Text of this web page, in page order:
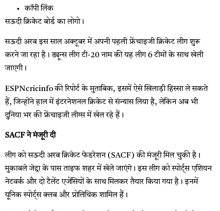
कॉपी लिंक
सऊदी क्रिकेट बोर्ड का लोगो।
सऊदी अरब इस साल अक्टूबर में अपनी पहली फ्रेंचाइजी क्रिकेट लीग शुरू
करने जा रहा है। ड्यून्स लीग टी-20 नाम की यह लीग 6 टीमों के साथ खेली
जाएगी।
ESPNcricinfo की रिपोर्ट के मुताबिक, इसमें ऐसे खिलाड़ी हिस्सा ले सकते
हैं, जिन्होंने हाल में इंटरनेशनल क्रिकेट से संन्यास लिया है, लेकिन अब भी
दुनिया भर की फ्रेंचाइजी लीग्स में खेल रहे हैं।
SACF ने मंजूरी दी
लीग को सऊदी अरब क्रिकेट फेडरेशन (SACF) की मंजूरी मिल चुकी है।
मुकाबले जेद्दा के पास ताइफ शहर में खेले जाएंगे। इस लीग को स्पोर्ट्स एशियन
नेटवर्क और दो टैलेंट एजेंसियों के साथ मिलकर तैयार किया गया है। इनमें
यूनिक स्पोर्ट्स क्लब और प्रोलिथिक शामिल हैं।